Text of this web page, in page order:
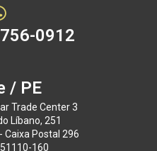
0912
/ PE
Trade Center 3
Líbano, 251
Caixa Postal 296
160